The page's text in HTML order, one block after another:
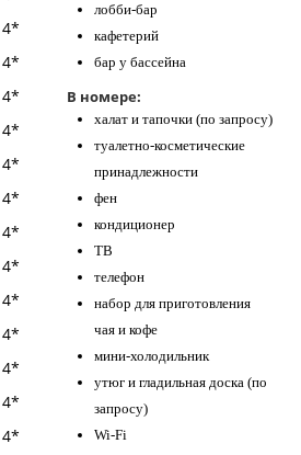
лобби-бар
кафетерий
бар у бассейна
В номере:
халат и тапочки (по запросу)
туалетно-косметические
принадлежности
фен
кондиционер
ТВ
телефон
набор для приготовления
чая и кофе
мини-холодильник
утюг и гладильная доска (по
запросу)
Wi-Fi